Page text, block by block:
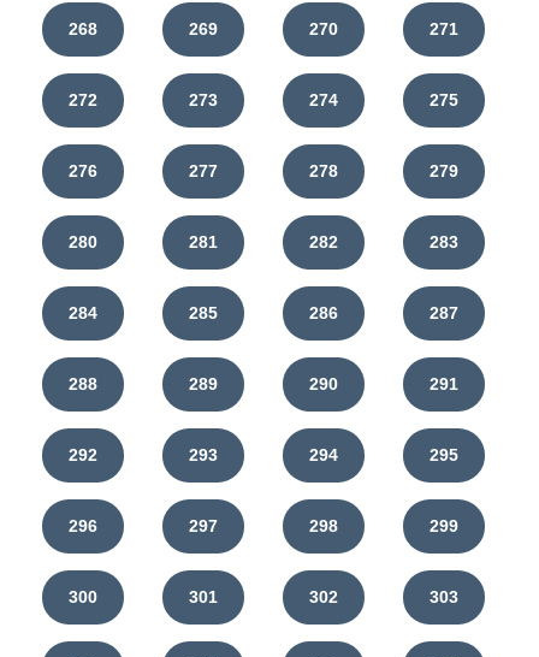
268 269 270 271
272 273 274 275
276 277 278 279
280 281 282 283
284 285 286 287
288 289 290 291
292 293 294 295
296 297 298 299
300 301 302 303